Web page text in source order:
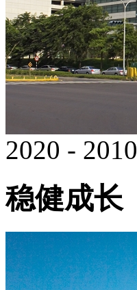
2020 - 2010
稳健成长